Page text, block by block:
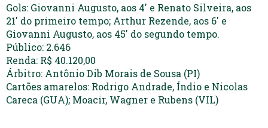
Gols: Giovanni Augusto, aos 4′ e Renato Silveira, aos
21′ do primeiro tempo; Arthur Rezende, aos 6′ e
Giovanni Augusto, aos 45′ do segundo tempo.
Público: 2.646
Renda: R$ 40.120,00
Árbitro: Antônio Dib Morais de Sousa (PI)
Cartões amarelos: Rodrigo Andrade, Índio e Nicolas
Careca (GUA); Moacir, Wagner e Rubens (VIL)